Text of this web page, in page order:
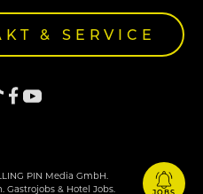
& SERVICE
PIN Media GmbH.
Gastrojobs & Hotel Jobs.
JOBS